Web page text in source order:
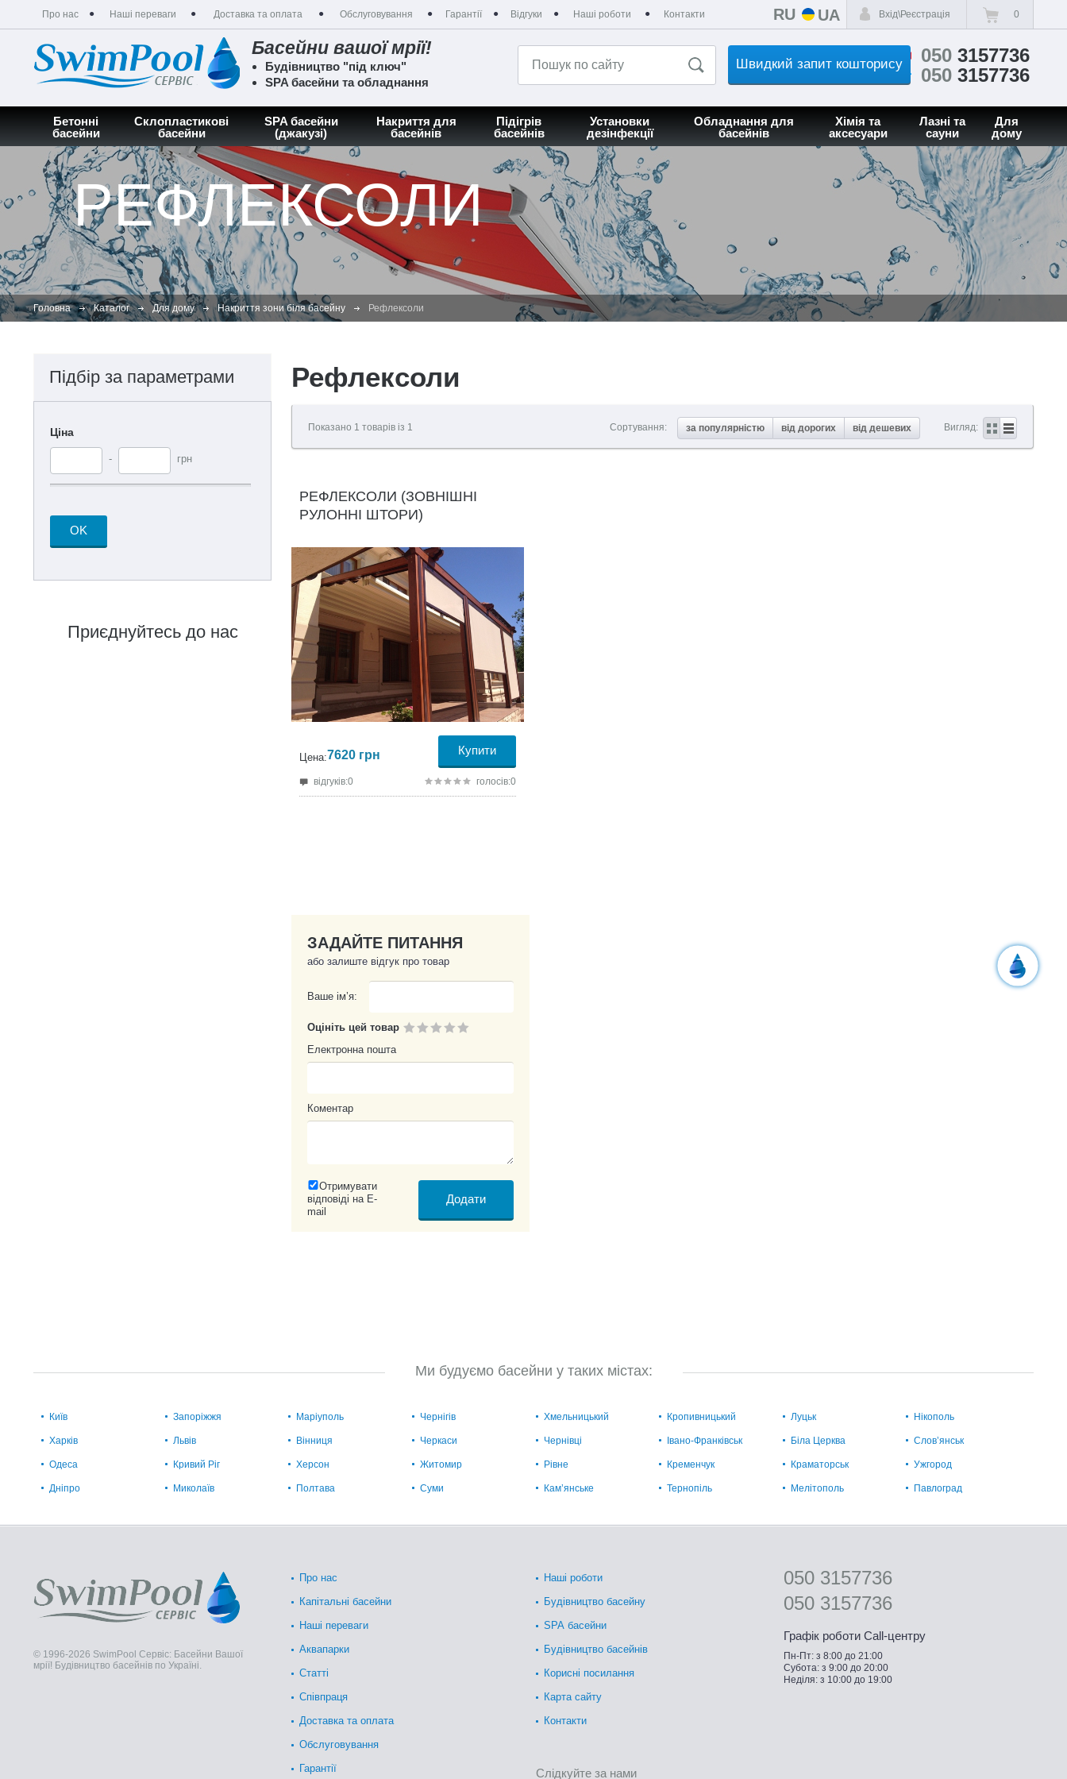
RU UA Вхід\Реєстрація 0
Про нас Наші переваги Доставка та оплата Обслуговування Гарантії Відгуки Наші роботи Контакти
Басейни вашої мрії!
Будівництво "під ключ"
SPA басейни та обладнання
050 3157736
050 3157736
Швидкий запит кошторису
Бетонні
басейни
Склопластикові
басейни
SPA басейни
(джакузі)
Накриття для
басейнів
Підігрів
басейнів
Установки
дезінфекції
Обладнання для
басейнів
Хімія та
аксесуари
Лазні та
сауни
Для
дому
Головна Каталог Для дому Накриття зони біля басейну Рефлексоли
РЕФЛЕКСОЛИ
Підбір за параметрами
Ціна
- грн
OK
Приєднуйтесь до нас
Рефлексоли
Показано 1 товарів із 1 Сортування: за популярністю від дорогих від дешевих Вигляд:
РЕФЛЕКСОЛИ (ЗОВНІШНІ
РУЛОННІ ШТОРИ)
Цена:7620 грн Купити
відгуків:0 голосів:0
ЗАДАЙТЕ ПИТАННЯ
або залиште відгук про товар
Ваше ім’я:
Оцініть цей товар
Електронна пошта
Коментар
Отримувати
відповіді на E-
mail
Ми будуємо басейни у таких містах:
Київ
Харків
Одеса
Дніпро
Запоріжжя
Львів
Кривий Ріг
Миколаїв
Маріуполь
Вінниця
Херсон
Полтава
Чернігів
Черкаси
Житомир
Суми
Хмельницький
Чернівці
Рівне
Кам’янське
Кропивницький
Івано-Франківськ
Кременчук
Тернопіль
Луцьк
Біла Церква
Краматорськ
Мелітополь
Нікополь
Слов’янськ
Ужгород
Павлоград
© 1996-2026 SwimPool Сервіс: Басейни Вашої
мрії! Будівництво басейнів по Україні.
Про нас
Капітальні басейни
Наші переваги
Аквапарки
Статті
Співпраця
Доставка та оплата
Обслуговування
Гарантії
Наші роботи
Будівництво басейну
SPA басейни
Будівництво басейнів
Корисні посилання
Карта сайту
Контакти
Слідкуйте за нами
050 3157736
050 3157736
Графік роботи Call-центру
Пн-Пт: з 8:00 до 21:00
Субота: з 9:00 до 20:00
Неділя: з 10:00 до 19:00